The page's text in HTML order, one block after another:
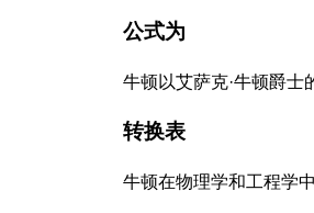
公式为
牛顿以艾萨克·牛顿爵士
转换表
牛顿在物理学和工程学